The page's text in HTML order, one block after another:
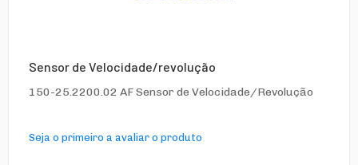
Sensor de Velocidade/revolução
150-25.2200.02 AF Sensor de Velocidade/Revolução
Seja o primeiro a avaliar o produto